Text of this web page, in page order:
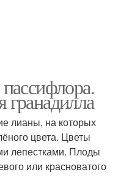
гранадилла
лианы, на которых
цвета. Цветы
лепестками. Плоды
или красноватого